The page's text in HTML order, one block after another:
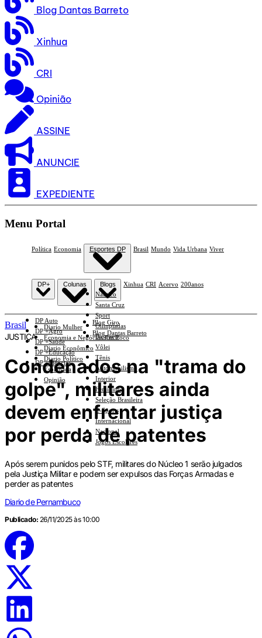
Blog Dantas Barreto
Xinhua
CRI
Opinião
ASSINE
ANUNCIE
EXPEDIENTE
Menu Portal
Política Economia Esportes DP
Náutico
Santa Cruz
Sport
Olimpíadas
Basquete
Vôlei
Tênis
Automobilismo
Interior
Feminino
Seleção Brasileira
E-Sports
Internacional
Nacional
Jogos Escolares
Brasil Mundo Vida Urbana Viver
DP+
DP Auto
DP +Agro
DP +Saúde
DP +Educação
DP +Ciências
Colunas
Diario Mulher
Economia e Negócios Em Foco
Diario Econômico
Diario Político
Esplanada
Opinião
Blogs
Blog Giro
Blog Dantas Barreto
Xinhua CRI Acervo 200anos
Brasil
JUSTIÇA
Condenados na "trama do
golpe", militares ainda
devem enfrentar justiça
por perda de patentes
Após serem punidos pelo STF, militares do Núcleo 1 serão julgados
pela Justiça Militar e podem ser expulsos das Forças Armadas e
perder as patentes
Diario de Pernambuco
Publicado: 26/11/2025 às 10:00